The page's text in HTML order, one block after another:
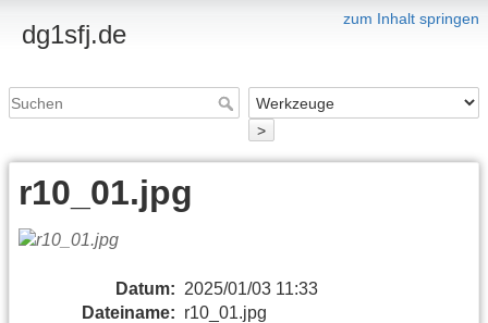
zum Inhalt springen
dg1sfj.de
>
r10_01.jpg
Datum: 2025/01/03 11:33
Dateiname: r10_01.jpg